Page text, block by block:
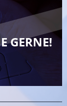
GERNE!